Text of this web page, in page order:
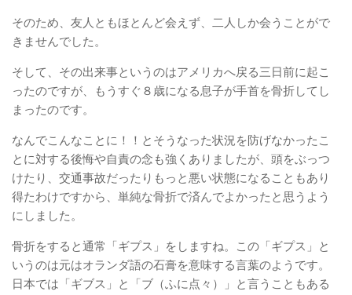
そのため、友人ともほとんど会えず、二人しか会うことがで
きませんでした。
そして、その出来事というのはアメリカへ戻る三日前に起こ
ったのですが、もうすぐ８歳になる息子が手首を骨折してし
まったのです。
なんでこんなことに！！とそうなった状況を防げなかったこ
とに対する後悔や自責の念も強くありましたが、頭をぶっつ
けたり、交通事故だったりもっと悪い状態になることもあり
得たわけですから、単純な骨折で済んでよかったと思うよう
にしました。
骨折をすると通常「ギプス」をしますね。この「ギプス」と
いうのは元はオランダ語の石膏を意味する言葉のようです。
日本では「ギブス」と「ブ（ふに点々）」と言うこともある